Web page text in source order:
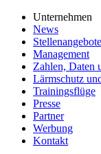
Unternehmen
News
Stellenangebote
Management
Zahlen, Daten
Lärmschutz
Trainingsflüge
Presse
Partner
Werbung
Kontakt